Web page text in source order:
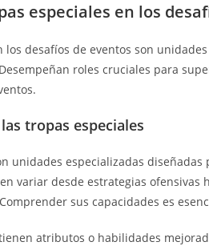
especiales en los
los desafíos de eventos son
roles cruciales para
tropas especiales
unidades especializadas
variar desde estrategias
sus capacidades es
atributos o habilidades